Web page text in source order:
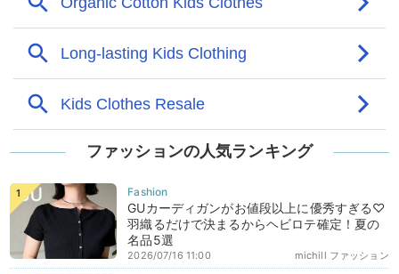
ファッションの人気ランキング
GUカーディガンがお値段以上に優秀すぎる♡
羽織るだけで決まるからヘビロテ確定！夏の
名品5選
michill ファッション
2026/07/16 11:00